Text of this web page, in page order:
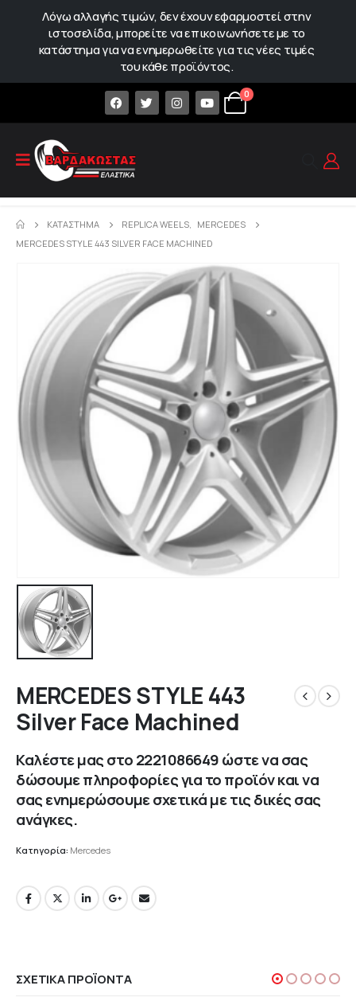
Λόγω αλλαγής τιμών, δεν έχουν εφαρμοστεί στην
ιστοσελίδα, μπορείτε να επικοινωνήσετε με το
κατάστημα για να ενημερωθείτε για τις νέες τιμές
του κάθε προϊόντος.
0
ΚΑΤΆΣΤΗΜΑ REPLICA WEELS
MERCEDES
MERCEDES STYLE 443 SILVER FACE MACHINED
MERCEDES STYLE 443
Silver Face Machined
Καλέστε μας στο2221086649ώστε να σας
δώσουμε πληροφορίες για το προϊόν και να
σας ενημερώσουμε σχετικά με τις δικές σας
ανάγκες.
Κατηγορία: Mercedes
ΣΧΕΤΙΚΆ ΠΡΟΪΌΝΤΑ